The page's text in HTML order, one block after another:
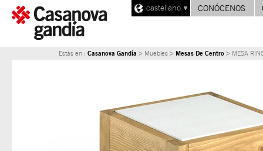
castellano CONÓCENOS
Estás en : Casanova Gandía > Muebles > Mesas De Centro > MESA